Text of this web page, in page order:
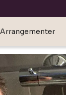
Arrangementer